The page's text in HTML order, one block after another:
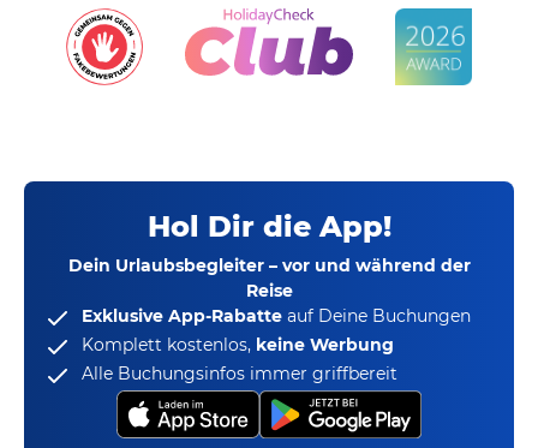
Hol Dir die App!
Dein Urlaubsbegleiter – vor und während der
Reise
Exklusive App-Rabatte auf Deine Buchungen
Komplett kostenlos, keine Werbung
Alle Buchungsinfos immer griffbereit